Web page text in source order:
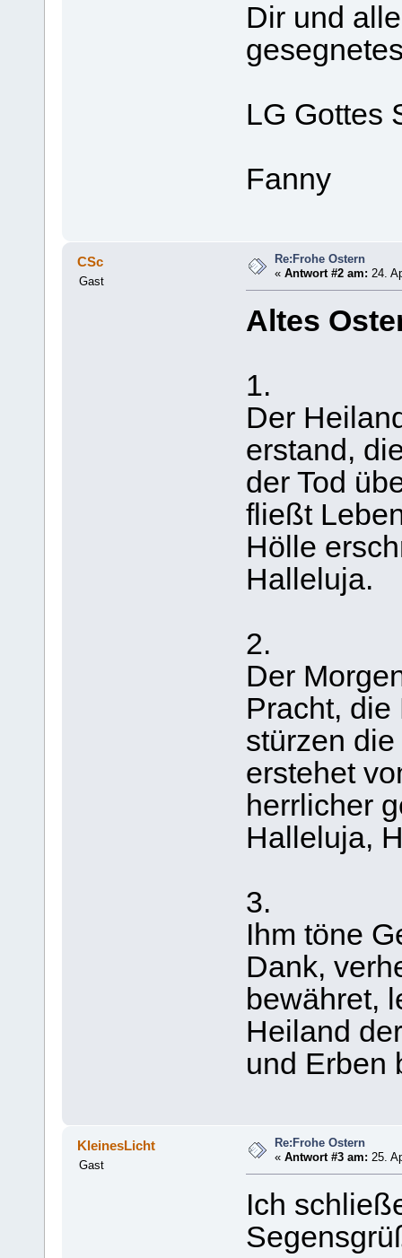
Dir und
LG Gottes
Fanny
CSc
Gast
Re:Frohe Ostern
«Antwort #2 am: 24.
Altes
1.
Der
erstand,
der Tod
fließt
Hölle
Halleluja.
2.
Der
Pracht, die
stürzen
erstehet
herrlicher
Halleluja,
3.
Ihm töne
Dank,
bewähret,
Heiland
und Erben
KleinesLicht
Gast
Re:Frohe Ostern
«Antwort #3 am: 25.
Ich